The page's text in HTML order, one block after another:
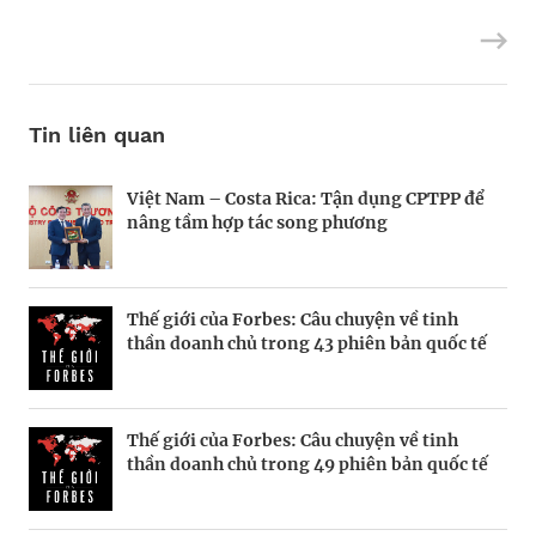
Tin liên quan
Việt Nam – Costa Rica: Tận dụng CPTPP để
nâng tầm hợp tác song phương
Thế giới của Forbes: Câu chuyện về tinh
thần doanh chủ trong 43 phiên bản quốc tế
Thế giới của Forbes: Câu chuyện về tinh
thần doanh chủ trong 49 phiên bản quốc tế
Tinh thần doanh chủ trong 43 phiên bản
quốc tế của Forbes
Những doanh chủ trong các phiên bản quốc
tế của Forbes
Thế giới của Forbes: Câu chuyện về tinh
thần doanh chủ trong 43 phiên bản quốc tế
Đập cũ xây mới
Doanh nghiệp tỉnh Sơn Đông (Trung Quốc)
muốn đơn giản hóa xuất nhập khẩu với Việt
Ông chủ đội Washington Commanders giải
NFL và khoản hời sáu tỷ đô